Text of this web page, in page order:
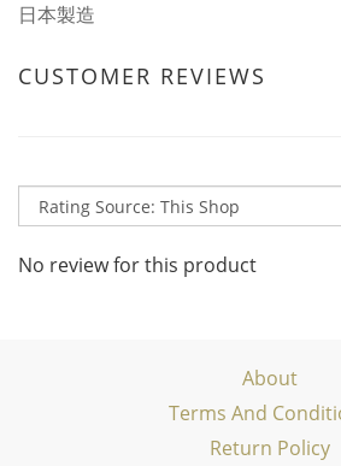
日本製造
CUSTOMER REVIEWS
No review for this product
About
Terms And
Return Policy